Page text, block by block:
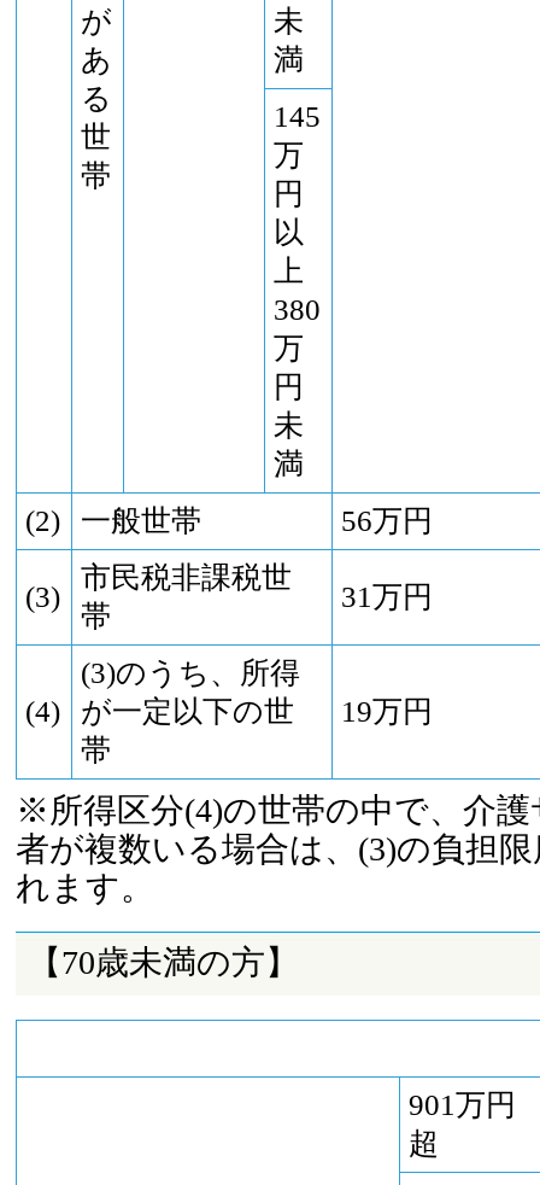
が
あ
る
世
帯
未
満
145
万
円
以
上
380
万
円
未
満
(2)
一般世帯 56万円
(3)
市民税非課税世
帯
31万円
(4)
(3)のうち、所得
が一定以下の世
帯
19万円
※所得区分(4)の世帯の中で、介
者が複数いる場合は、(3)の負担
れます。
【70歳未満の方】
901万円
超